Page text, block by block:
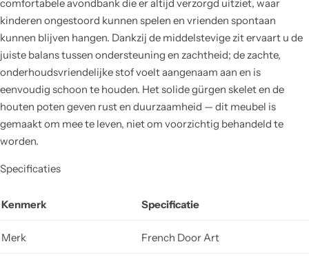
comfortabele avondbank die er altijd verzorgd uitziet, waar
kinderen ongestoord kunnen spelen en vrienden spontaan
kunnen blijven hangen. Dankzij de middelstevige zit ervaart u de
juiste balans tussen ondersteuning en zachtheid; de zachte,
onderhoudsvriendelijke stof voelt aangenaam aan en is
eenvoudig schoon te houden. Het solide gürgen skelet en de
houten poten geven rust en duurzaamheid — dit meubel is
gemaakt om mee te leven, niet om voorzichtig behandeld te
worden.
Specificaties
Kenmerk Specificatie
Merk French Door Art